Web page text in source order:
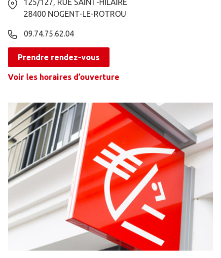
125/127, RUE SAINT-HILAIRE
28400 NOGENT-LE-ROTROU
09.74.75.62.04
Prendre rendez-vous
Voir les horaires d’ouverture